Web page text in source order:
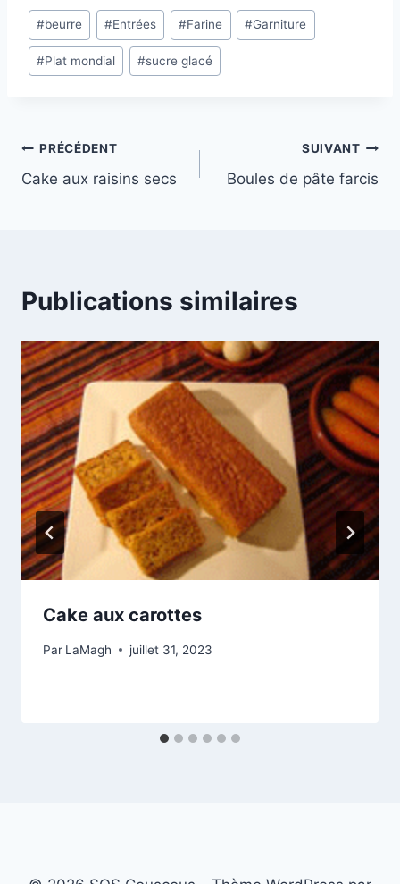
Étiquettes
de
la
#beurre #Entrées #Farine #Garniture
#Plat mondial #sucre glacé
Navigation
de
PRÉCÉDENT
Cake aux raisins secs
SUIVANT
Boules de pâte farcis
Publications similaires
Cake aux carottes
Par LaMagh juillet 31, 2023